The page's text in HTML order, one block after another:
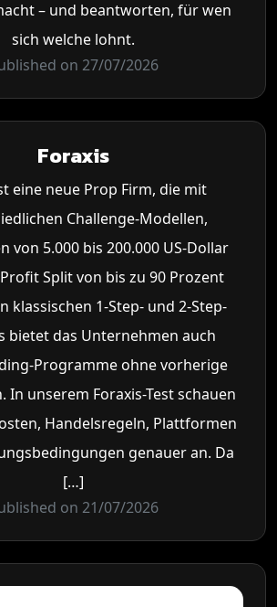
– und beantworten, für wen
sich welche lohnt.
on 27/07/2026
Foraxis
eine neue Prop Firm, die mit
Challenge-Modellen,
von 5.000 bis 200.000 US-Dollar
Split von bis zu 90 Prozent
klassischen 1-Step- und 2-Step-
bietet das Unternehmen auch
Programme ohne vorherige
In unserem Foraxis-Test schauen
Handelsregeln, Plattformen
genauer an. Da
[…]
on 21/07/2026